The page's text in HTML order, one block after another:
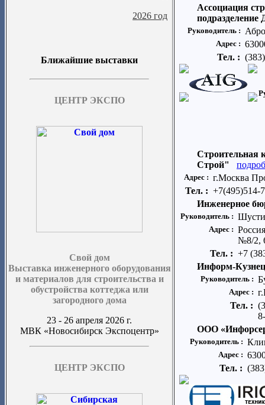
2026 год
Ближайшие выставки
ЦЕНТР ЭКСПО
Свой дом
Выставка инженерного оборудования
и материалов для строительства и
обустройства коттеджа или
загородного дома
23 - 26 апреля 2026 г.
МВК «Новосибирск Экспоцентр»
ЦЕНТР ЭКСПО
Ассоциация
подразделение
Руководитель :
Адрес :
Тел. :
Строй"
Адрес : г.Москва
Тел. : +7(495)514-
Инженерное
Руководитель :
Адрес :
№8/2,
Тел. : +7
Информ-
Руководитель :
Адрес :
Тел. :
ООО
Руководитель :
Адрес :
Тел. :